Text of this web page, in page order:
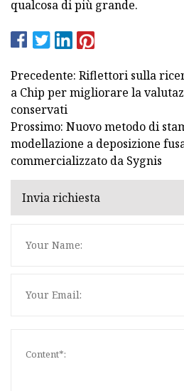
qualcosa di più grande.
Precedente: Riflettori sulla
a Chip per migliorare la
conservati
Prossimo: Nuovo metodo di
modellazione a deposizione
commercializzato da Sygnis
Invia richiesta